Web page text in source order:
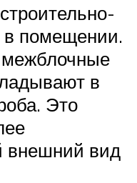
в помещении.
в
Это
внешний вид